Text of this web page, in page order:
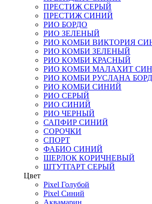
ПРЕСТИЖ СЕРЫЙ
ПРЕСТИЖ СИНИЙ
РИО БОРДО
РИО ЗЕЛЕНЫЙ
РИО КОМБИ ВИКТОРИЯ
РИО КОМБИ ЗЕЛЕНЫЙ
РИО КОМБИ КРАСНЫЙ
РИО КОМБИ МАЛАХИТ
РИО КОМБИ РУСЛАНА
РИО КОМБИ СИНИЙ
РИО СЕРЫЙ
РИО СИНИЙ
РИО ЧЕРНЫЙ
САПФИР СИНИЙ
СОРОЧКИ
СПОРТ
ФАБИО СИНИЙ
ШЕРЛОК КОРИЧНЕВЫЙ
ШТУТГАРТ СЕРЫЙ
Цвет
Pixel Голубой
Pixel Синий
Аквамарин